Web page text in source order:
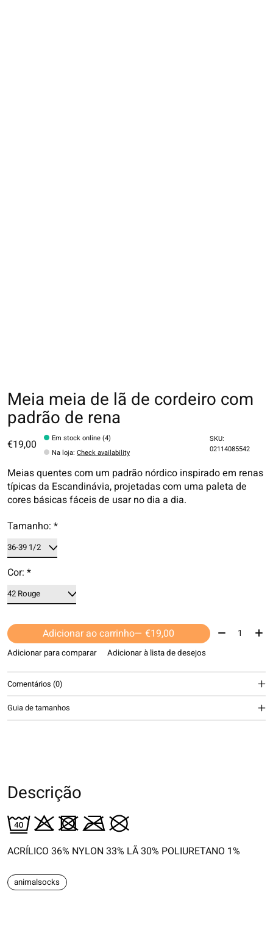
Meia meia de lã de cordeiro com
padrão de rena
€19,00
Em stock online (4)
Na loja:Check availability
SKU:
02114085542
Meias quentes com um padrão nórdico inspirado em renas
típicas da Escandinávia, projetadas com uma paleta de
cores básicas fáceis de usar no dia a dia.
Tamanho: *
Cor: *
Adicionar ao carrinho — €19,00 Quantidade:
Adicionar para comparar Adicionar à lista de desejos
Comentários (0)
Guia de tamanhos
Descrição
ACRÍLICO 36% NYLON 33% LÃ 30% POLIURETANO 1%
animalsocks